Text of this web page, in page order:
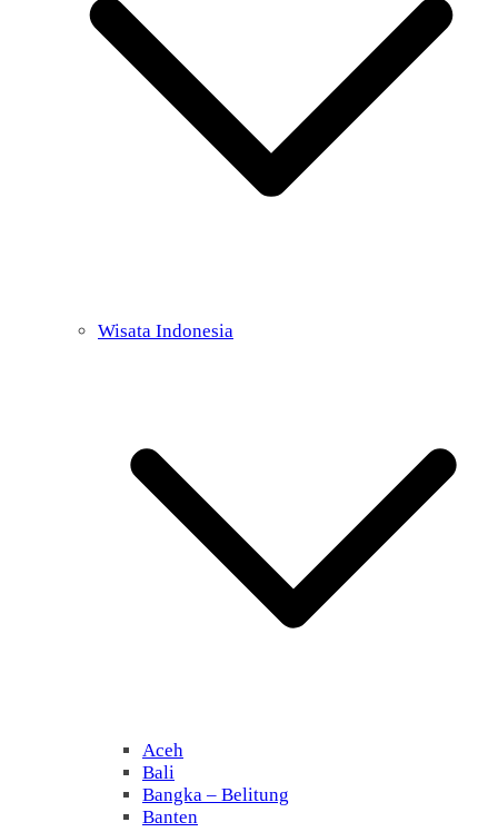
Wisata Indonesia
Aceh
Bali
Bangka – Belitung
Banten